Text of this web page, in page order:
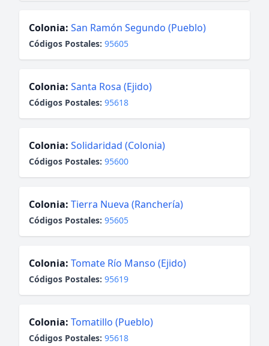
Colonia: San Ramón Segundo (Pueblo)
Códigos Postales: 95605
Colonia: Santa Rosa (Ejido)
Códigos Postales: 95618
Colonia: Solidaridad (Colonia)
Códigos Postales: 95600
Colonia: Tierra Nueva (Ranchería)
Códigos Postales: 95605
Colonia: Tomate Río Manso (Ejido)
Códigos Postales: 95619
Colonia: Tomatillo (Pueblo)
Códigos Postales: 95618